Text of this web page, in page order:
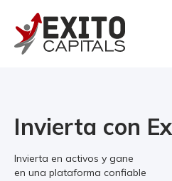
Invierta con
Invierta en activos y gane
en una plataforma confiable